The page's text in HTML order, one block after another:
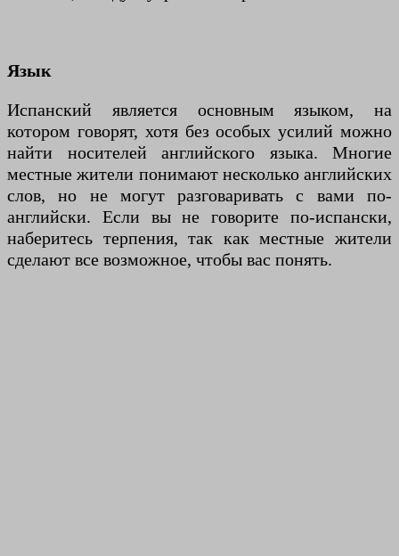
Язык
Испанский является основным языком, на
котором говорят, хотя без особых усилий можно
найти носителей английского языка. Многие
местные жители понимают несколько английских
слов, но не могут разговаривать с вами по-
английски. Если вы не говорите по-испански,
наберитесь терпения, так как местные жители
сделают все возможное, чтобы вас понять.